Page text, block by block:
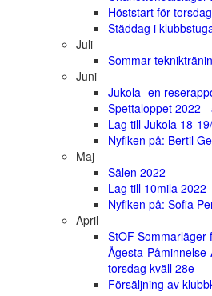
Höststart för
Städdag i
Juli
Sommar-
Juni
Jukola- en
Spettaloppet 2022
Lag till Jukola 18-
Nyfiken på: Bertil
Maj
Sälen 2022
Lag till 10mila 2022
Nyfiken på: Sofia
April
StOF Sommarläger
Ågesta-
torsdag kväll 28e
Försäljning av